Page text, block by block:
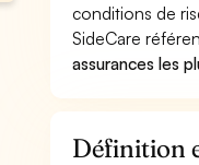
conditions de
SideCare
assurances les
Définition